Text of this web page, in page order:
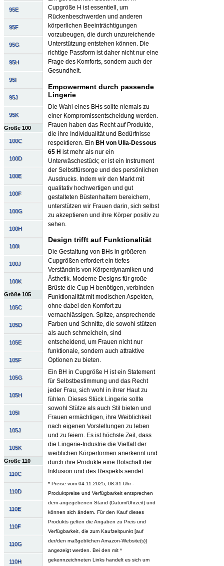
95E
95F
95G
95H
95I
95J
95K
Größe 100
100C
100D
100E
100F
100G
100H
100I
100J
100K
Größe 105
105C
105D
105E
105F
105G
105H
105I
105J
105K
Größe 110
110C
110D
110E
110F
110G
110H
Cupgröße H ist essentiell, um
Rückenbeschwerden und anderen
körperlichen Beeinträchtigungen
vorzubeugen, die durch unzureichende
Unterstützung entstehen können. Die
richtige Passform ist daher nicht nur eine
Frage des Komforts, sondern auch der
Gesundheit.
Empowerment durch passende
Lingerie
Die Wahl eines BHs sollte niemals zu
einer Kompromissentscheidung werden.
Frauen haben das Recht auf Produkte,
die ihre Individualität und Bedürfnisse
respektieren. Ein BH von Ulla-Dessous
65 H ist mehr als nur ein
Unterwäschestück; er ist ein Instrument
der Selbstfürsorge und des persönlichen
Ausdrucks. Indem wir den Markt mit
qualitativ hochwertigen und gut
gestalteten Büstenhaltern bereichern,
unterstützen wir Frauen darin, sich selbst
zu akzeptieren und ihre Körper positiv zu
sehen.
Design trifft auf Funktionalität
Die Gestaltung von BHs in größeren
Cupgrößen erfordert ein tiefes
Verständnis von Körperdynamiken und
Ästhetik. Moderne Designs für große
Brüste die Cup H benötigen, verbinden
Funktionalität mit modischen Aspekten,
ohne dabei den Komfort zu
vernachlässigen. Spitze, ansprechende
Farben und Schnitte, die sowohl stützen
als auch schmeicheln, sind
entscheidend, um Frauen nicht nur
funktionale, sondern auch attraktive
Optionen zu bieten.
Ein BH in Cupgröße H ist ein Statement
für Selbstbestimmung und das Recht
jeder Frau, sich wohl in ihrer Haut zu
fühlen. Dieses Stück Lingerie sollte
sowohl Stütze als auch Stil bieten und
Frauen ermächtigen, ihre Weiblichkeit
nach eigenen Vorstellungen zu leben
und zu feiern. Es ist höchste Zeit, dass
die Lingerie-Industrie die Vielfalt der
weiblichen Körperformen anerkennt und
durch ihre Produkte eine Botschaft der
Inklusion und des Respekts sendet.
* Preise vom 04.11.2025, 08:31 Uhr -
Produktpreise und Verfügbarkeit entsprechen
dem angegebenen Stand (Datum/Uhrzeit) und
können sich ändern. Für den Kauf dieses
Produkts gelten die Angaben zu Preis und
Verfügbarkeit, die zum Kaufzeitpunkt [auf
der/den maßgeblichen Amazon-Website(s)]
angezeigt werden. Bei den mit *
gekennzeichneten Links handelt es sich um